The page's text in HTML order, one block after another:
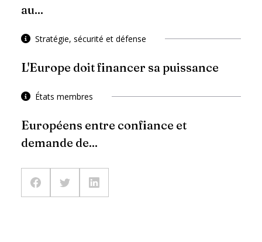
au...
Stratégie, sécurité et défense
L'Europe doit financer sa puissance
États membres
Européens entre confiance et
demande de...